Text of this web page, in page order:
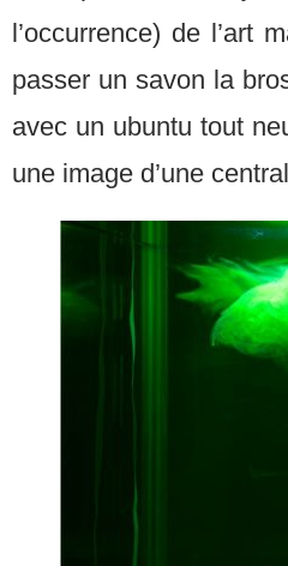
l’occurrence) de l’art
passer un savon la
avec un ubuntu tout
une image d’une